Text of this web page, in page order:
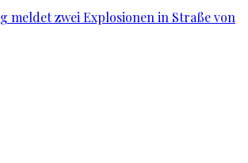
meldet zwei Explosionen in Straße von